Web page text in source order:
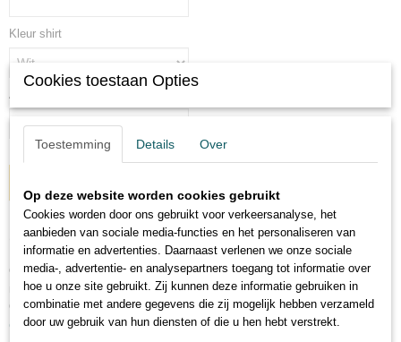
Kleur shirt
Aantal
Omschrijving
Of je nu samen met de koning jarig bent of zijn verjaardag graag
meeviert, een goed shirt is een echte eye catcher op 27 april!
Op de foto's wat inspiratie maar wil je een echt uniek shirt? Vul dan het
contactformulierin en geef je wensen aan.
Cookies toestaan Opties
Toestemming Details Over
Op deze website worden cookies gebruikt
Cookies worden door ons gebruikt voor verkeersanalyse, het
aanbieden van sociale media-functies en het personaliseren van
informatie en advertenties. Daarnaast verlenen we onze sociale
media-, advertentie- en analysepartners toegang tot informatie over
hoe u onze site gebruikt. Zij kunnen deze informatie gebruiken in
combinatie met andere gegevens die zij mogelijk hebben verzameld
door uw gebruik van hun diensten of die u hen hebt verstrekt.